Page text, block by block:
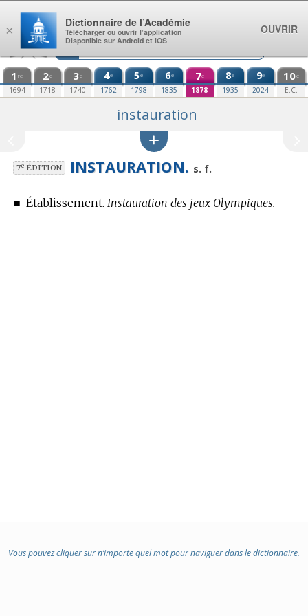
Aller au contenu
1 re
1694
2e
1718
3e
1740
4e
1762
5e
1798
6e
1835
7e
1878
8e
1935
9e
2024
10e
E.C.
instauration
7eÉDITION INSTAURATION. s. f.
■ Établissement. Instauration des jeux Olympiques.
Vous pouvez cliquer sur n’importe quel mot pour naviguer dans le dictionnaire.
×
Dictionnaire de l’Académie
Télécharger ou ouvrir l’application
Disponible sur Android et iOS
OUVRIR